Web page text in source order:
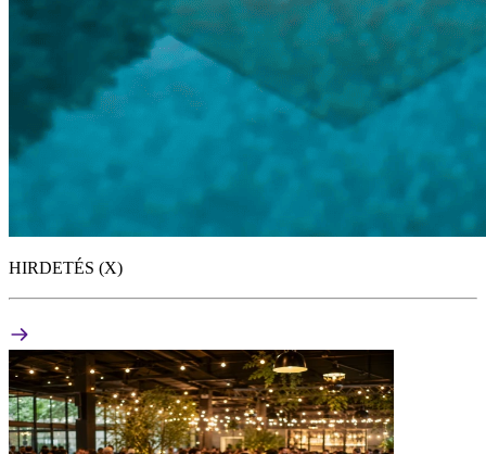
HIRDETÉS (X)